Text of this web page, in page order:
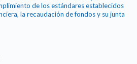
de los estándares establecidos
la recaudación de fondos y su junta